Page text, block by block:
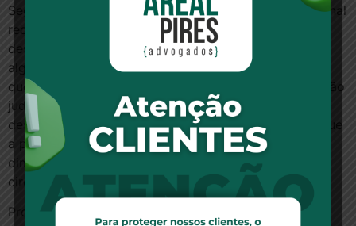
Segundo Nancy, para que seja autorizada a excepcional
redução da multa periódica acumulada em virtude do
descumprimento de ordem judicial, são necessários
alguns requisitos simultâneos:
que o valor alcançado seja exorbitante; que, na decisão
judicial, a multa diária tenha sido fixada em valor
desproporcional ou incompatível com a obrigação; que
a parte beneficiária da tutela não tenha buscado
diminuir o seu próprio prejuízo. Para a ministra, essas
circunstâncias não foram verificadas no processo.
Proporcionalidade da multa aplicada